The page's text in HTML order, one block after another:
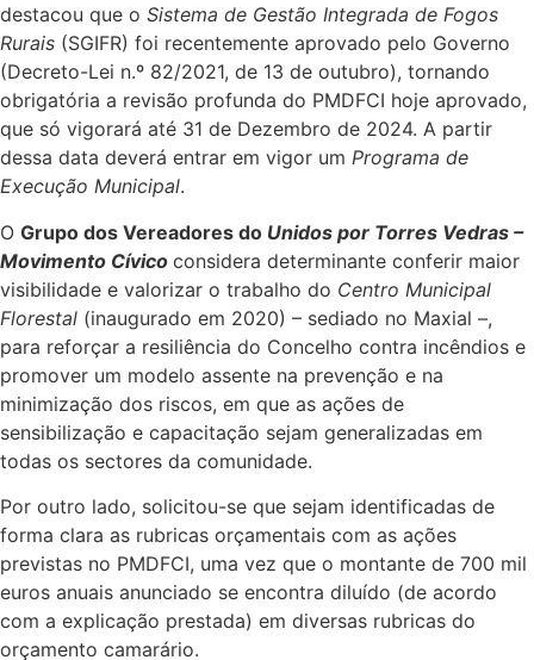
destacou que o Sistema de Gestão Integrada de Fogos
Rurais (SGIFR) foi recentemente aprovado pelo Governo
(Decreto-Lei n.º 82/2021, de 13 de outubro), tornando
obrigatória a revisão profunda do PMDFCI hoje aprovado,
que só vigorará até 31 de Dezembro de 2024. A partir
dessa data deverá entrar em vigor um Programa de
Execução Municipal.
O Grupo dos Vereadores do Unidos por Torres Vedras –
Movimento Cívico considera determinante conferir maior
visibilidade e valorizar o trabalho do Centro Municipal
Florestal (inaugurado em 2020) – sediado no Maxial –,
para reforçar a resiliência do Concelho contra incêndios e
promover um modelo assente na prevenção e na
minimização dos riscos, em que as ações de
sensibilização e capacitação sejam generalizadas em
todas os sectores da comunidade.
Por outro lado, solicitou-se que sejam identificadas de
forma clara as rubricas orçamentais com as ações
previstas no PMDFCI, uma vez que o montante de 700 mil
euros anuais anunciado se encontra diluído (de acordo
com a explicação prestada) em diversas rubricas do
orçamento camarário.